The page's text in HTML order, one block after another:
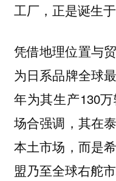
工厂，正是诞生
凭借地理位置与
为日系品牌全球
年为其生产130
场合强调，其在
本土市场，而是
盟乃至全球右舵市